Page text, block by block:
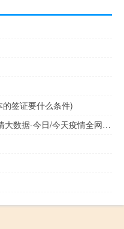
签证要什么条件)
2023年09月18日陕西省汉中市疫情大数据-今日/今天疫情全网搜索最新实时消息动态情况通知播报